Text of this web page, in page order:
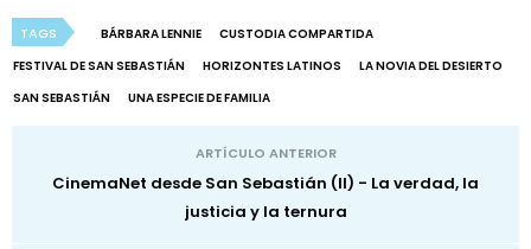
TAGS BÁRBARA LENNIE
CUSTODIA COMPARTIDA
FESTIVAL DE SAN SEBASTIÁN
HORIZONTES LATINOS
LA NOVIA DEL DESIERTO
SAN SEBASTIÁN
UNA ESPECIE DE FAMILIA
ARTÍCULO ANTERIOR
CinemaNet desde San Sebastián (II) - La verdad, la
justicia y la ternura